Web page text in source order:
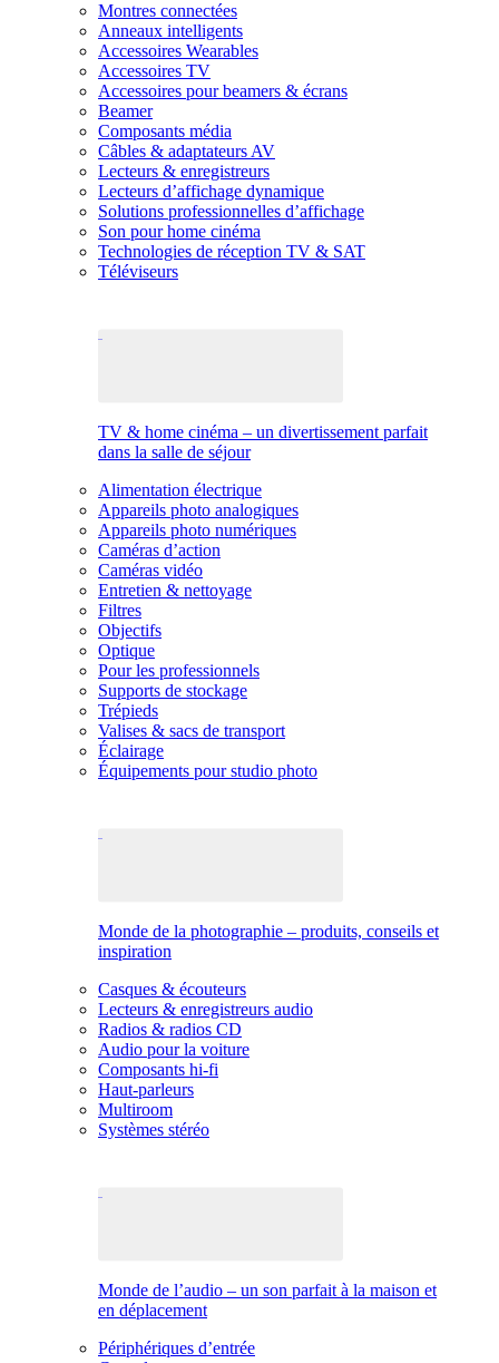
Montres connectées
Anneaux intelligents
Accessoires Wearables
Accessoires TV
Accessoires pour beamers & écrans
Beamer
Composants média
Câbles & adaptateurs AV
Lecteurs & enregistreurs
Lecteurs d’affichage dynamique
Solutions professionnelles d’affichage
Son pour home cinéma
Technologies de réception TV & SAT
Téléviseurs
TV & home cinéma – un divertissement parfait
dans la salle de séjour
Alimentation électrique
Appareils photo analogiques
Appareils photo numériques
Caméras d’action
Caméras vidéo
Entretien & nettoyage
Filtres
Objectifs
Optique
Pour les professionnels
Supports de stockage
Trépieds
Valises & sacs de transport
Éclairage
Équipements pour studio photo
Monde de la photographie – produits, conseils et
inspiration
Casques & écouteurs
Lecteurs & enregistreurs audio
Radios & radios CD
Audio pour la voiture
Composants hi-fi
Haut-parleurs
Multiroom
Systèmes stéréo
Monde de l’audio – un son parfait à la maison et
en déplacement
Périphériques d’entrée